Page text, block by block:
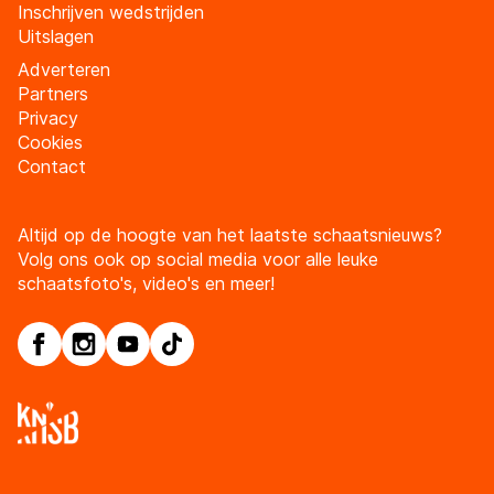
Inschrijven wedstrijden
Uitslagen
Adverteren
Partners
Privacy
Cookies
Contact
Altijd op de hoogte van het laatste schaatsnieuws?
Volg ons ook op social media voor alle leuke
schaatsfoto's, video's en meer!